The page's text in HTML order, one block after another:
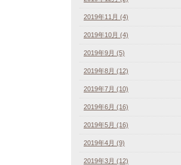
2019年11月 (4)
2019年10月 (4)
2019年9月 (5)
2019年8月 (12)
2019年7月 (10)
2019年6月 (16)
2019年5月 (16)
2019年4月 (9)
2019年3月 (12)